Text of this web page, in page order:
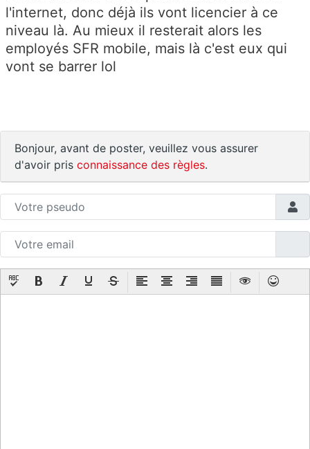
l'internet, donc déjà ils vont licencier à ce
niveau là. Au mieux il resterait alors les
employés SFR mobile, mais là c'est eux qui
vont se barrer lol
Bonjour, avant de poster, veuillez vous assurer
d'avoir pris connaissance des règles.